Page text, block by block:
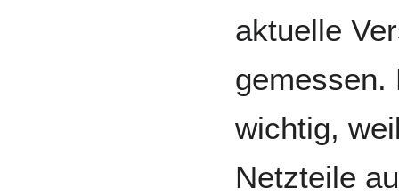
aktuelle
gemessen.
wichtig,
Netzteile